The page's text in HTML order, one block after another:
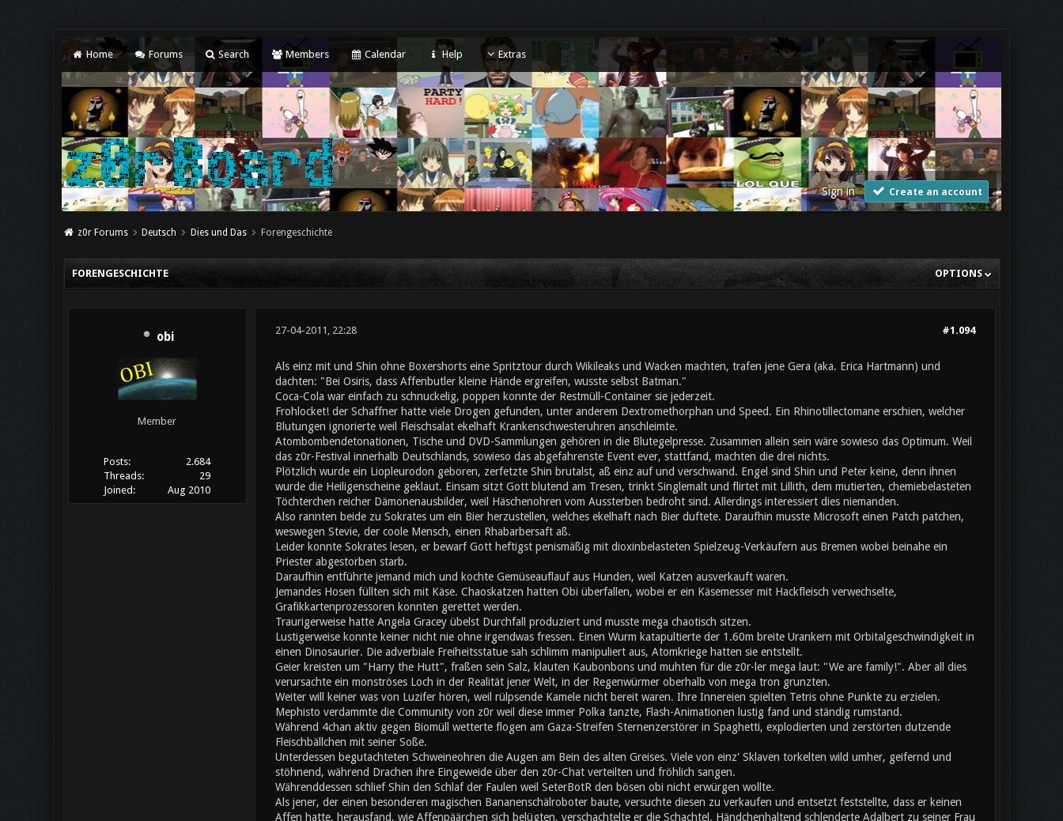
Home Forums Search Members Calendar Help Extras
Sign in Create an account
z0r Forums Deutsch Dies und Das Forengeschichte
OPTIONS
FORENGESCHICHTE
obi
Member
Posts:
2.684
Threads:
29
Joined:
Aug 2010
#1.094
27-04-2011, 22:28
Als einz mit und Shin ohne Boxershorts eine Spritztour durch Wikileaks und Wacken machten, trafen jene Gera (aka. Erica Hartmann) und
dachten: "Bei Osiris, dass Affenbutler kleine Hände ergreifen, wusste selbst Batman."
Coca-Cola war einfach zu schnuckelig, poppen konnte der Restmüll-Container sie jederzeit.
Frohlocket! der Schaffner hatte viele Drogen gefunden, unter anderem Dextromethorphan und Speed. Ein Rhinotillectomane erschien, welcher
Blutungen ignorierte weil Fleischsalat ekelhaft Krankenschwesteruhren anschleimte.
Atombombendetonationen, Tische und DVD-Sammlungen gehören in die Blutegelpresse. Zusammen allein sein wäre sowieso das Optimum. Weil
das z0r-Festival innerhalb Deutschlands, sowieso das abgefahrenste Event ever, stattfand, machten die drei nichts.
Plötzlich wurde ein Liopleurodon geboren, zerfetzte Shin brutalst, aß einz auf und verschwand. Engel sind Shin und Peter keine, denn ihnen
wurde die Heiligenscheine geklaut. Einsam sitzt Gott blutend am Tresen, trinkt Singlemalt und flirtet mit Lillith, dem mutierten, chemiebelasteten
Töchterchen reicher Dämonenausbilder, weil Häschenohren vom Aussterben bedroht sind. Allerdings interessiert dies niemanden.
Also rannten beide zu Sokrates um ein Bier herzustellen, welches ekelhaft nach Bier duftete. Daraufhin musste Microsoft einen Patch patchen,
weswegen Stevie, der coole Mensch, einen Rhabarbersaft aß.
Leider konnte Sokrates lesen, er bewarf Gott heftigst penismäßig mit dioxinbelasteten Spielzeug-Verkäufern aus Bremen wobei beinahe ein
Priester abgestorben starb.
Daraufhin entführte jemand mich und kochte Gemüseauflauf aus Hunden, weil Katzen ausverkauft waren.
Jemandes Hosen füllten sich mit Käse. Chaoskatzen hatten Obi überfallen, wobei er ein Käsemesser mit Hackfleisch verwechselte,
Grafikkartenprozessoren konnten gerettet werden.
Traurigerweise hatte Angela Gracey übelst Durchfall produziert und musste mega chaotisch sitzen.
Lustigerweise konnte keiner nicht nie ohne irgendwas fressen. Einen Wurm katapultierte der 1.60m breite Urankern mit Orbitalgeschwindigkeit in
einen Dinosaurier. Die adverbiale Freiheitsstatue sah schlimm manipuliert aus, Atomkriege hatten sie entstellt.
Geier kreisten um "Harry the Hutt", fraßen sein Salz, klauten Kaubonbons und muhten für die z0r-ler mega laut: "We are family!". Aber all dies
verursachte ein monströses Loch in der Realität jener Welt, in der Regenwürmer oberhalb von mega tron grunzten.
Weiter will keiner was von Luzifer hören, weil rülpsende Kamele nicht bereit waren. Ihre Innereien spielten Tetris ohne Punkte zu erzielen.
Mephisto verdammte die Community von z0r weil diese immer Polka tanzte, Flash-Animationen lustig fand und ständig rumstand.
Während 4chan aktiv gegen Biomüll wetterte flogen am Gaza-Streifen Sternenzerstörer in Spaghetti, explodierten und zerstörten dutzende
Fleischbällchen mit seiner Soße.
Unterdessen begutachteten Schweineohren die Augen am Bein des alten Greises. Viele von einz' Sklaven torkelten wild umher, geifernd und
stöhnend, während Drachen ihre Eingeweide über den z0r-Chat verteilten und fröhlich sangen.
Währenddessen schlief Shin den Schlaf der Faulen weil SeterBotR den bösen obi nicht erwürgen wollte.
Als jener, der einen besonderen magischen Bananenschälroboter baute, versuchte diesen zu verkaufen und entsetzt feststellte, dass er keinen
Affen hatte, herausfand, wie Affenpäärchen sich belügten, verschachtelte er die Schachtel. Händchenhaltend schlenderte Adalbert zu seiner Frau